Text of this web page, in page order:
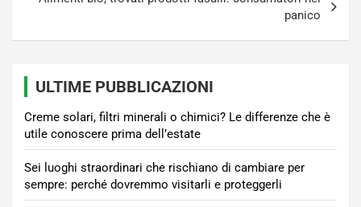
panico
ULTIME PUBBLICAZIONI
Creme solari, filtri minerali o chimici? Le differenze che è
utile conoscere prima dell’estate
Sei luoghi straordinari che rischiano di cambiare per
sempre: perché dovremmo visitarli e proteggerli